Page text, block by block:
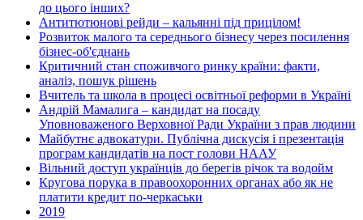
до цього інших?
Антитютюнові рейди – кальянні під прицілом!
Розвиток малого та середнього бізнесу через посилення
бізнес-об'єднань
Критичний стан споживчого ринку країни: факти,
аналіз, пошук рішень
Вчитель та школа в процесі освітньої реформи в Україні
Андрій Мамалига – кандидат на посаду
Уповноваженого Верховної Ради України з прав людини
Майбутнє адвокатури. Публічна дискусія і презентація
програм кандидатів на пост голови НААУ
Вільний доступ українців до берегів річок та водойм
Кругова порука в правоохоронних органах або як не
платити кредит по-черкаськи
2019